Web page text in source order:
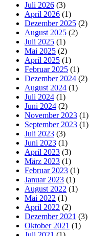
Juli 2026 (3)
April 2026 (1)
Dezember 2025 (2)
August 2025 (2)
Juli 2025 (1)
Mai 2025 (2)
April 2025 (1)
Februar 2025 (1)
Dezember 2024 (2)
August 2024 (1)
Juli 2024 (1)
Juni 2024 (2)
November 2023 (1)
September 2023 (1)
Juli 2023 (3)
Juni 2023 (1)
April 2023 (3)
März 2023 (1)
Februar 2023 (1)
Januar 2023 (1)
August 2022 (1)
Mai 2022 (1)
April 2022 (2)
Dezember 2021 (3)
Oktober 2021 (1)